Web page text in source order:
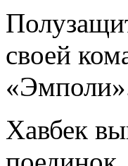
своей
Хавбек